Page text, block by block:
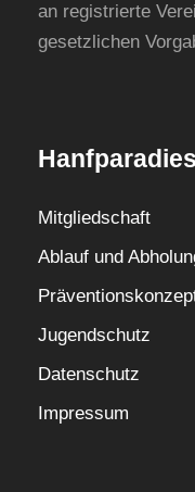
an registrierte
gesetzlichen
Hanfparadies
Mitgliedschaft
Ablauf und
Jugendschutz
Datenschutz
Impressum